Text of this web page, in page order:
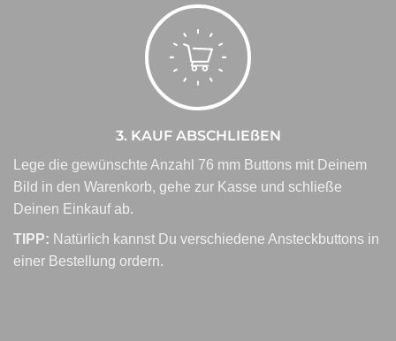
3. KAUF ABSCHLIEßEN
Lege die gewünschte Anzahl 76 mm Buttons mit Deinem
Bild in den Warenkorb, gehe zur Kasse und schließe
Deinen Einkauf ab.
TIPP: Natürlich kannst Du verschiedene Ansteckbuttons in
einer Bestellung ordern.